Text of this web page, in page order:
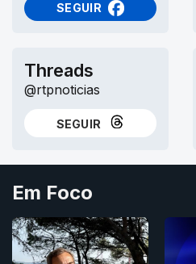
SEGUIR
NO FACEBOOK
Threads
@rtpnoticias
SEGUIR
NO THREADS
Em Foco